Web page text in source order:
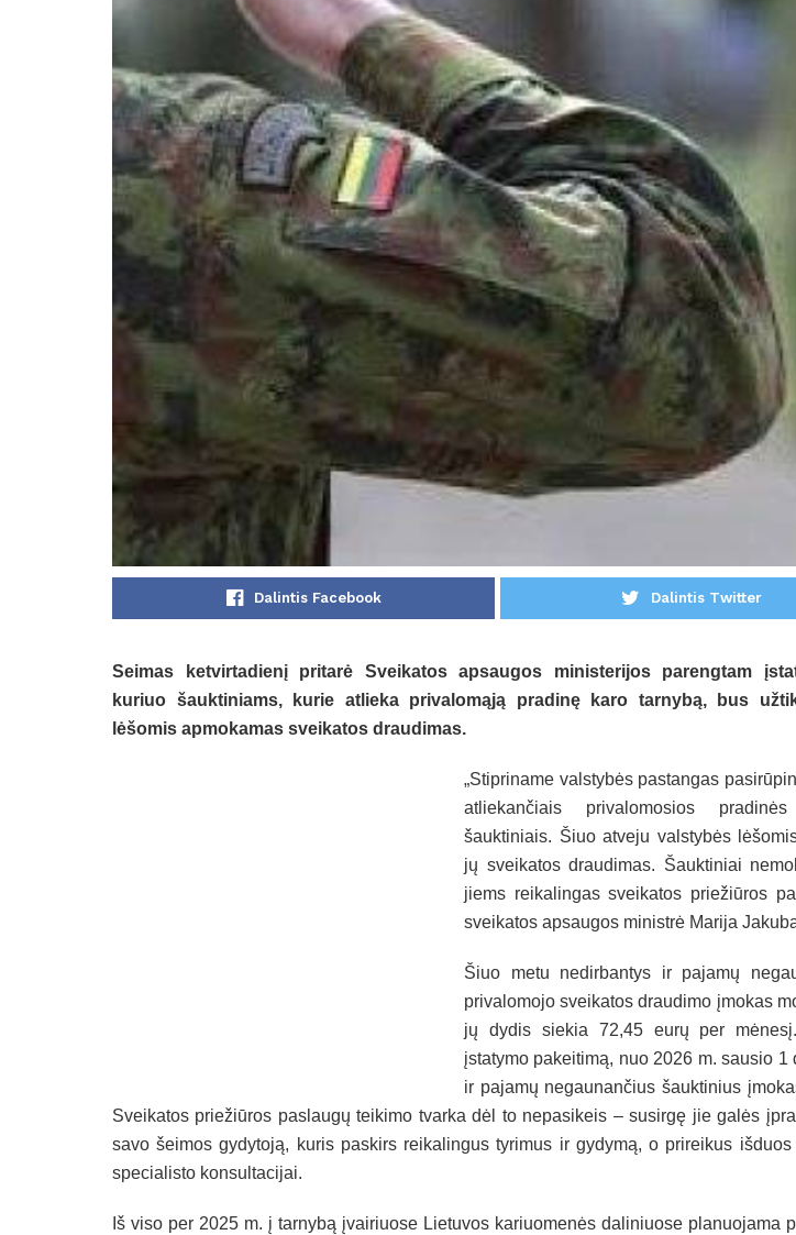
Dalintis Facebook Dalintis Twitter
Seimas ketvirtadienį pritarė Sveikatos apsaugos ministerijos parengtam
kuriuo šauktiniams, kurie atlieka privalomąją pradinę karo tarnybą, bus
lėšomis apmokamas sveikatos draudimas.
„Stipriname valstybės pastangas
atliekančiais privalomosios
šauktiniais. Šiuo atveju valstybės
jų sveikatos draudimas. Šauktiniai
jiems reikalingas sveikatos priežiūros
sveikatos apsaugos ministrė Marija
Šiuo metu nedirbantys ir pajamų
privalomojo sveikatos draudimo įmokas
jų dydis siekia 72,45 eurų per
įstatymo pakeitimą, nuo 2026 m. sausio 1
ir pajamų negaunančius šauktinius
Sveikatos priežiūros paslaugų teikimo tvarka dėl to nepasikeis – susirgę jie galės
savo šeimos gydytoją, kuris paskirs reikalingus tyrimus ir gydymą, o prireikus
specialisto konsultacijai.
Iš viso per 2025 m. į tarnybą įvairiuose Lietuvos kariuomenės daliniuose planuojama